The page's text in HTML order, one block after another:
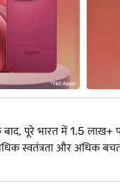
पूरे भारत में 1.5 लाख+
स्वतंत्रता और अधिक